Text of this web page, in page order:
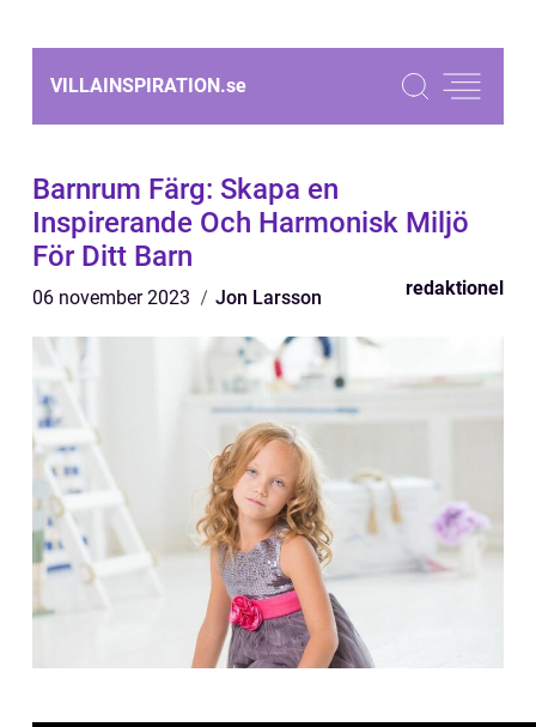
VILLAINSPIRATION.se
Barnrum Färg: Skapa en
Inspirerande Och Harmonisk Miljö
För Ditt Barn
06 november 2023 Jon Larsson redaktionel